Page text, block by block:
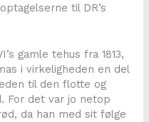
til DR’s
gamle tehus fra 1813,
i virkeligheden en del
til den flotte og
For det var jo netop
da han med sit følge